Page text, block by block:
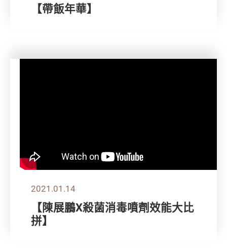
【帶飯年華】
2021.01.14
【陳展鵬X殺菌消毒噴劑效能大比
拼】